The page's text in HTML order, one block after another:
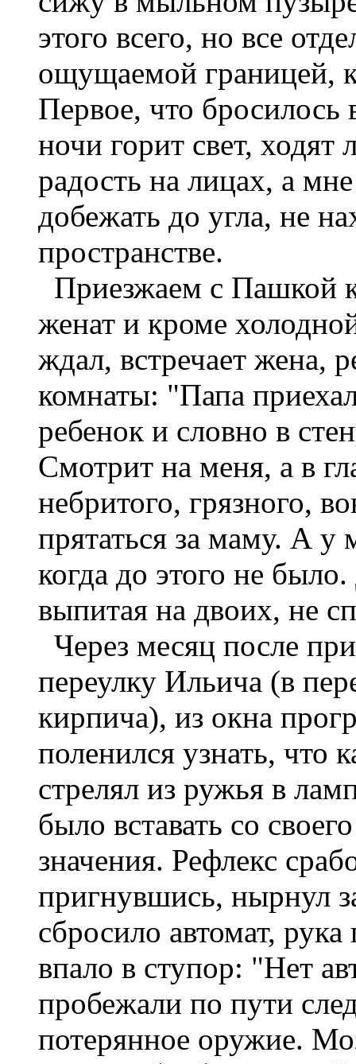
этого всего, но все
ощущаемой границей,
Первое, что бросилось
ночи горит свет, ходят
радость на лицах, а
добежать до угла, не
пространстве.
Приезжаем с Пашкой
женат и кроме
ждал, встречает жена,
комнаты: "Папа
ребенок и словно в
Смотрит на меня, а в
небритого, грязного,
прятаться за маму. А у
когда до этого не
выпитая на двоих, не
Через месяц после
переулку Ильича (в
кирпича), из окна
поленился узнать, что
стрелял из ружья в
было вставать со
значения. Рефлекс
пригнувшись, нырнул
сбросило автомат,
впало в ступор: "Нет
пробежали по пути
потерянное оружие.